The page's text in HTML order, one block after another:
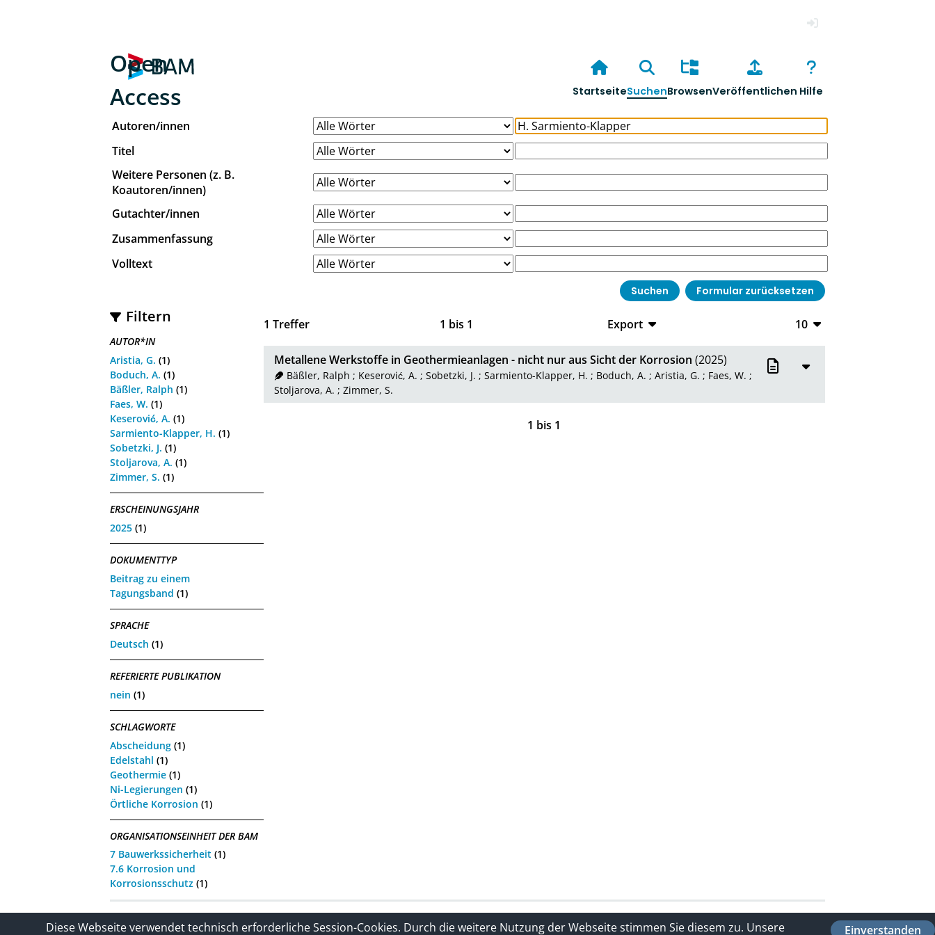
Open
Access
StartseiteSuchenBrowsenVeröffentlichen Hilfe
Autoren/innen
Titel
Weitere Personen (z. B.
Koautoren/innen)
Gutachter/innen
Zusammenfassung
Volltext
Filtern
AUTOR*IN
Aristia, G. (1)
Boduch, A. (1)
Bäßler, Ralph (1)
Faes, W. (1)
Keserović, A. (1)
Sarmiento-Klapper, H. (1)
Sobetzki, J. (1)
Stoljarova, A. (1)
Zimmer, S. (1)
ERSCHEINUNGSJAHR
2025 (1)
DOKUMENTTYP
Beitrag zu einem
Tagungsband (1)
SPRACHE
Deutsch (1)
REFERIERTE PUBLIKATION
nein (1)
SCHLAGWORTE
Abscheidung (1)
Edelstahl (1)
Geothermie (1)
Ni-Legierungen (1)
Örtliche Korrosion (1)
ORGANISATIONSEINHEIT DER BAM
7 Bauwerkssicherheit (1)
7.6 Korrosion und
Korrosionsschutz (1)
1 Treffer 1 bis 1
Export
CSV
RIS
XML
10
10
20
50
Metallene Werkstoffe in Geothermieanlagen - nicht nur aus Sicht der Korrosion (2025)
Bäßler, Ralph ; Keserović, A. ;Sobetzki, J. ;Sarmiento-Klapper, H. ; Boduch, A. ;Aristia, G. ; Faes, W. ;
Stoljarova, A. ; Zimmer, S.
1 bis 1
Kontakt Impressum / Datenschutzerklärung Sitelinks Einverstanden
Diese Webseite verwendet technisch erforderliche Session-Cookies. Durch die weitere Nutzung der Webseite stimmen Sie diesem zu. Unsere